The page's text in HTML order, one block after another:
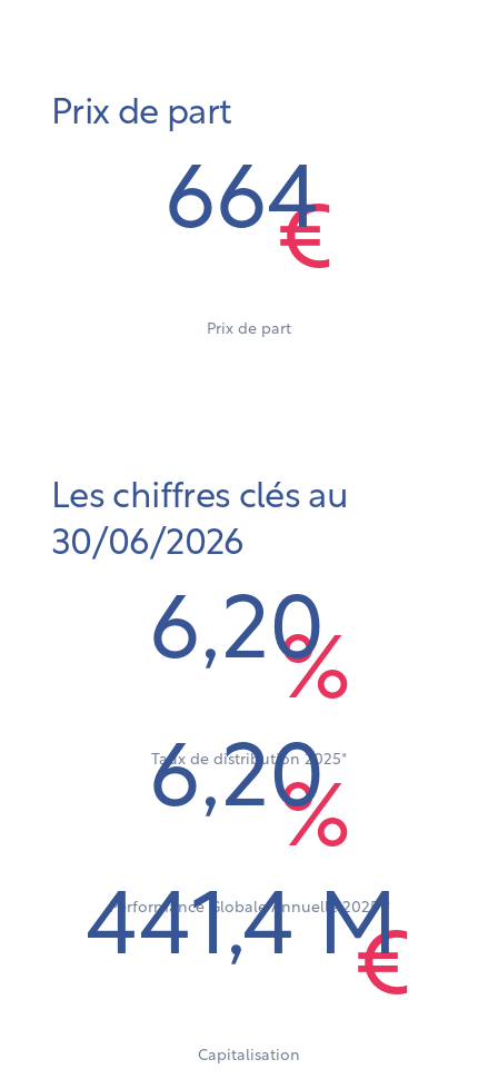
Prix de part
664
€
Prix de part
Les chiffres clés au
30/06/2026
6,20
%
Taux de distribution 2025*
6,20
%
Performance Globale Annuelle 2025**
441,4 M
€
Capitalisation